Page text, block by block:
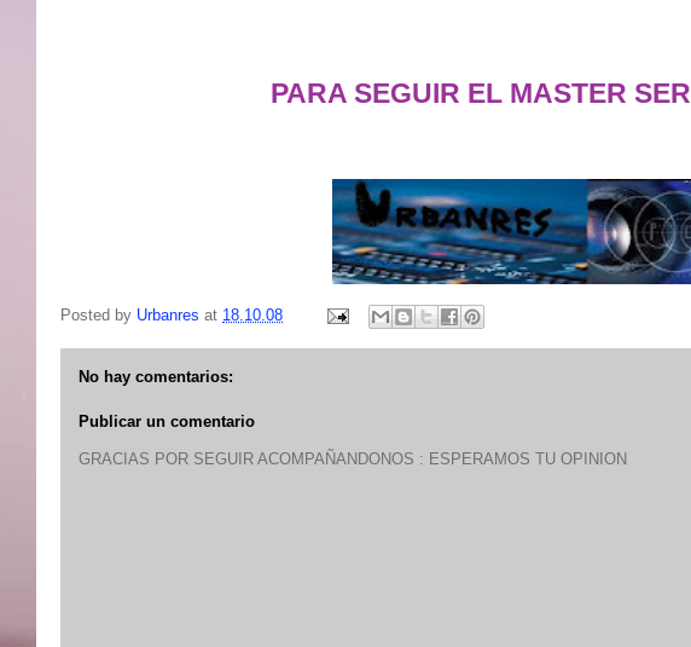
PARA SEGUIR EL MASTER
Posted by Urbanres at 18.10.08
No hay comentarios:
Publicar un comentario
GRACIAS POR SEGUIR ACOMPAÑANDONOS : ESPERAMOS TU OPINION